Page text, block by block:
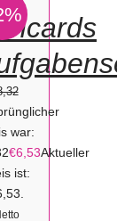
war:
€6,53Aktueller
ist: